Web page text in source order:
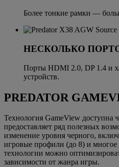
Более тонкие рамки —
НЕСКОЛЬКО
Порты HDMI 2.0, DP 1.4 и
устройств.
PREDATOR
Технология GameView доступна
предоставляет ряд полезных
изменение уровня черного,
игровые профили (до 8) и многое
технологии можно
зависимости от жанра игры.